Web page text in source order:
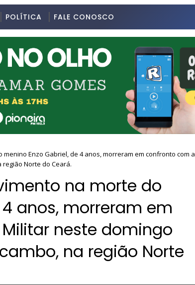
POLÍTICA FALE CONOSCO
Enzo Gabriel, de 4 anos, morreram em confronto com a
região Norte do Ceará.
na morte do
anos, morreram em
neste domingo
na região Norte